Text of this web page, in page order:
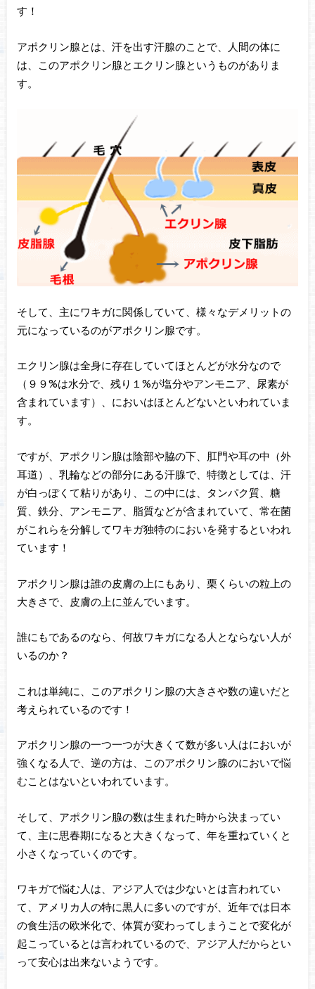
す！
アポクリン腺とは、汗を出す汗腺のことで、人間の体に
は、このアポクリン腺とエクリン腺というものがありま
す。
そして、主にワキガに関係していて、様々なデメリットの
元になっているのがアポクリン腺です。
エクリン腺は全身に存在していてほとんどが水分なので
（９９%は水分で、残り１%が塩分やアンモニア、尿素が
含まれています）、においはほとんどないといわれていま
す。
ですが、アポクリン腺は陰部や脇の下、肛門や耳の中（外
耳道）、乳輪などの部分にある汗腺で、特徴としては、汗
が白っぽくて粘りがあり、この中には、タンパク質、糖
質、鉄分、アンモニア、脂質などが含まれていて、常在菌
がこれらを分解してワキガ独特のにおいを発するといわれ
ています！
アポクリン腺は誰の皮膚の上にもあり、栗くらいの粒上の
大きさで、皮膚の上に並んでいます。
誰にもであるのなら、何故ワキガになる人とならない人が
いるのか？
これは単純に、このアポクリン腺の大きさや数の違いだと
考えられているのです！
アポクリン腺の一つ一つが大きくて数が多い人はにおいが
強くなる人で、逆の方は、このアポクリン腺のにおいで悩
むことはないといわれています。
そして、アポクリン腺の数は生まれた時から決まってい
て、主に思春期になると大きくなって、年を重ねていくと
小さくなっていくのです。
ワキガで悩む人は、アジア人では少ないとは言われてい
て、アメリカ人の特に黒人に多いのですが、近年では日本
の食生活の欧米化で、体質が変わってしまうことで変化が
起こっているとは言われているので、アジア人だからとい
って安心は出来ないようです。